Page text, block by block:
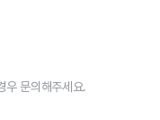
우 문의해주세요.